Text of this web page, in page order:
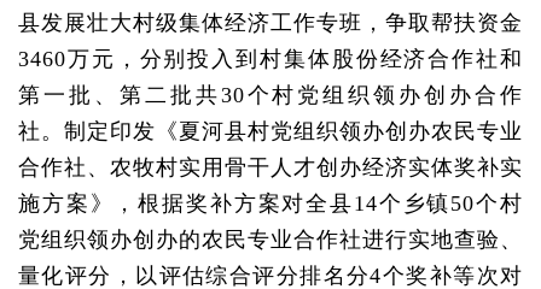
县发展壮大村级集体经济工作专班，争取帮扶资金
3460万元，分别投入到村集体股份经济合作社和
第一批、第二批共30个村党组织领办创办合作
社。制定印发《夏河县村党组织领办创办农民专业
合作社、农牧村实用骨干人才创办经济实体奖补实
施方案》，根据奖补方案对全县14个乡镇50个村
党组织领办创办的农民专业合作社进行实地查验、
量化评分，以评估综合评分排名分4个奖补等次对